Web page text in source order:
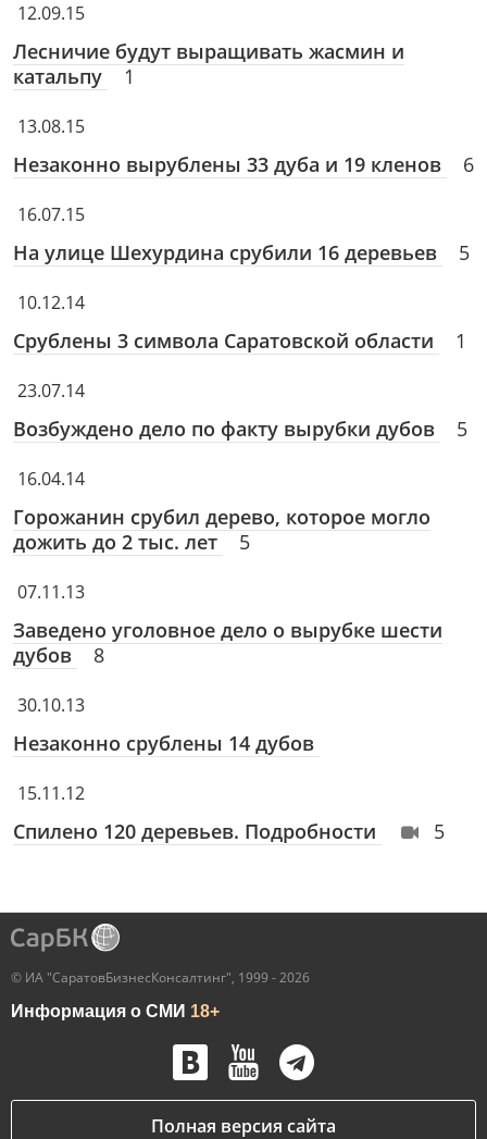
12.09.15
Лесничие будут выращивать жасмин и
катальпу
1
13.08.15
Незаконно вырублены 33 дуба и 19 кленов 6
16.07.15
На улице Шехурдина срубили 16 деревьев 5
10.12.14
Срублены 3 символа Саратовской области 1
23.07.14
Возбуждено дело по факту вырубки дубов 5
16.04.14
Горожанин срубил дерево, которое могло
дожить до 2 тыс. лет
5
07.11.13
Заведено уголовное дело о вырубке шести
дубов
8
30.10.13
Незаконно срублены 14 дубов
15.11.12
Спилено 120 деревьев. Подробности 5
© ИА "СаратовБизнесКонсалтинг", 1999 - 2026
Информация о СМИ 18+
Полная версия сайта